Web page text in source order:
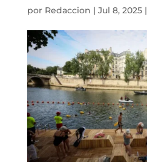
por Redaccion | Jul 8, 2025|